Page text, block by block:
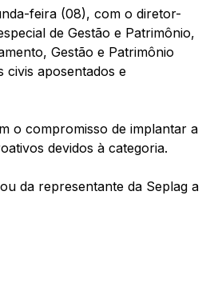
feira (08), com o diretor-
de Gestão e Patrimônio,
Gestão e Patrimônio
civis aposentados e
o compromisso de implantar a
devidos à categoria.
da representante da Seplag a